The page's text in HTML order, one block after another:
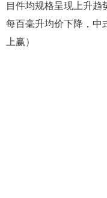
目件均规格呈现上升
每百毫升均价下降，中
上赢）